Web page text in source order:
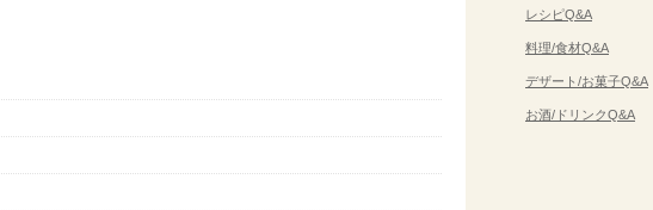
レシピQ&A
料理/食材Q&A
デザート/お菓子Q&A
お酒/ドリンクQ&A